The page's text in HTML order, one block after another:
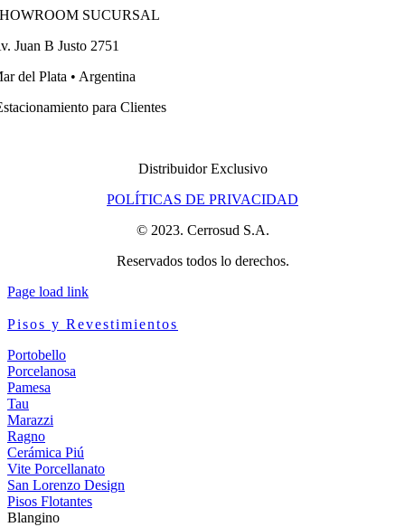
SUCURSAL
Juan B Justo 2751
del Plata • Argentina
para Clientes
Distribuidor Exclusivo
POLÍTICAS DE PRIVACIDAD
© 2023. Cerrosud S.A.
Reservados todos lo derechos.
Page load link
Pisos y Revestimientos
Portobello
Porcelanosa
Pamesa
Tau
Marazzi
Ragno
Cerámica Piú
Vite Porcellanato
San Lorenzo Design
Pisos Flotantes
Blangino